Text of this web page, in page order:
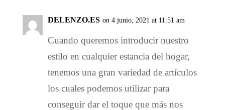
DELENZO.ES on 4 junio, 2021 at 11:51 am
Cuando queremos introducir nuestro
estilo en cualquier estancia del hogar,
tenemos una gran variedad de artículos
los cuales podemos utilizar para
conseguir dar el toque que más nos